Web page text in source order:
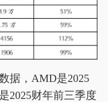
据，AMD是2025
2025财年前三季度